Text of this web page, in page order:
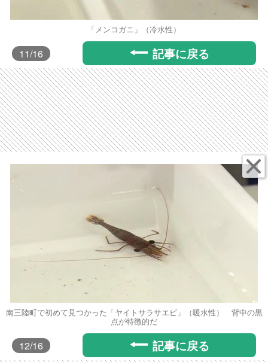
「メンコガニ」（冷水性）
11/16 記事に戻る
南三陸町で初めて見つかった「ヤイトサラサエビ」（暖水性） 背中の黒
点が特徴的だ
12/16 記事に戻る